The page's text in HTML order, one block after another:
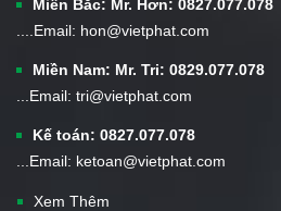
Miền Bắc: Mr. Hơn: 0827.077.078
....Email: hon@vietphat.com
Miền Nam: Mr. Tri: 0829.077.078
...Email: tri@vietphat.com
Kế toán: 0827.077.078
...Email: ketoan@vietphat.com
Xem Thêm